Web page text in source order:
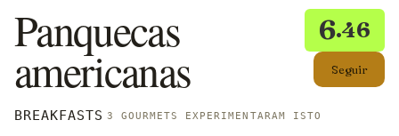
6.46
Seguir
Panquecas
americanas
BREAKFASTS 3 GOURMETS EXPERIMENTARAM ISTO